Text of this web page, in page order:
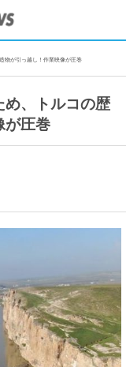
物が引っ越し！作業映像が圧巻
め、トルコの歴
が圧巻